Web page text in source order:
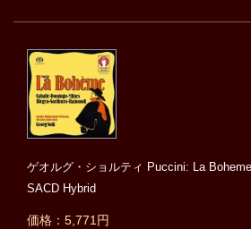
ゲオルグ・ショルティ Puccini: La
SACD Hybrid
価格：5,771円